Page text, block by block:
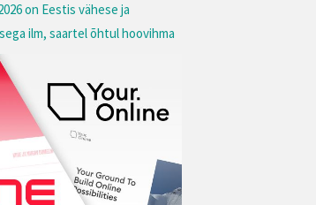
on Eestis vähese ja
ilm, saartel õhtul hoovihma